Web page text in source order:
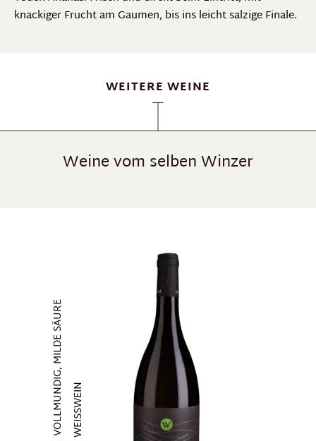
knackiger Frucht am Gaumen, bis ins leicht salzige Finale.
WEITERE WEINE
Weine vom selben Winzer
VOLLMUNDIG, MILDE SÄURE WEISSWEIN